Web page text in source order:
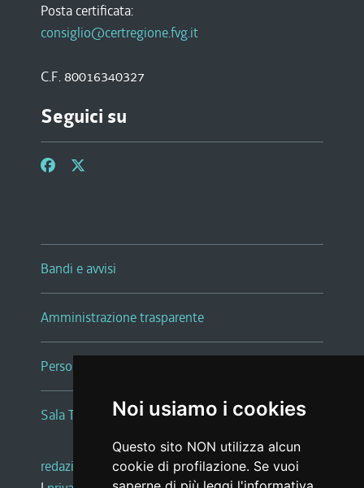
Noi usiamo i cookies
Questo sito NON utilizza alcun
cookie di profilazione. Se vuoi
Posta certificata:
consiglio@certregione.fvg.it
C.F. 80016340327
Seguici su
Bandi e avvisi
Amministrazione trasparente
Persone e Uffici
Sala Tiziano Tessitori
redazione web |note legali |glossario